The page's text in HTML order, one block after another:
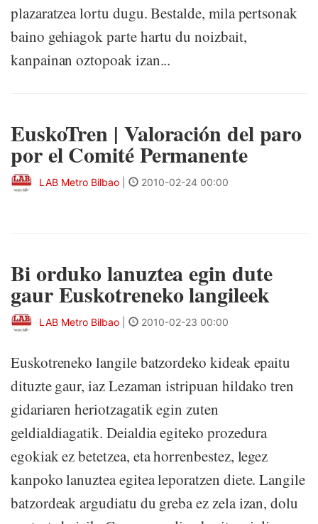
plazaratzea lortu dugu. Bestalde, mila pertsonak
baino gehiagok parte hartu du noizbait,
kanpainan oztopoak izan...
EuskoTren | Valoración del paro
por el Comité Permanente
LAB Metro Bilbao 2010-02-24 00:00
Bi orduko lanuztea egin dute
gaur Euskotreneko langileek
LAB Metro Bilbao 2010-02-23 00:00
Euskotreneko langile batzordeko kideak epaitu
dituzte gaur, iaz Lezaman istripuan hildako tren
gidariaren heriotzagatik egin zuten
geldialdiagatik. Deialdia egiteko prozedura
egokiak ez betetzea, eta horrenbestez, legez
kanpoko lanuztea egitea leporatzen diete. Langile
batzordeak argudiatu du greba ez zela izan, dolu